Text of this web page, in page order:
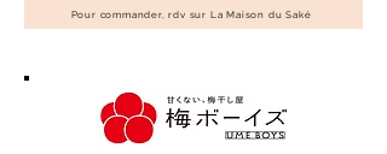
Pour commander, rdv sur La Maison du Saké